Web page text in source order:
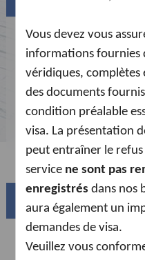
Types de visas et liste
Frais de Visa
Exemplaire de
Téléchargements
FAQ
La magnifique Chine
Vous devez vous
informations fournies
véridiques, complètes
des documents
condition préalable
visa. La présentation
peut entraîner le refus
service ne sont pas
enregistrés dans nos
aura également un
demandes de visa.
Veuillez vous